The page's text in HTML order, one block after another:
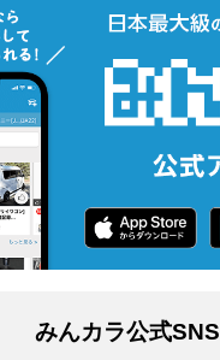
みんカラ公式SNS